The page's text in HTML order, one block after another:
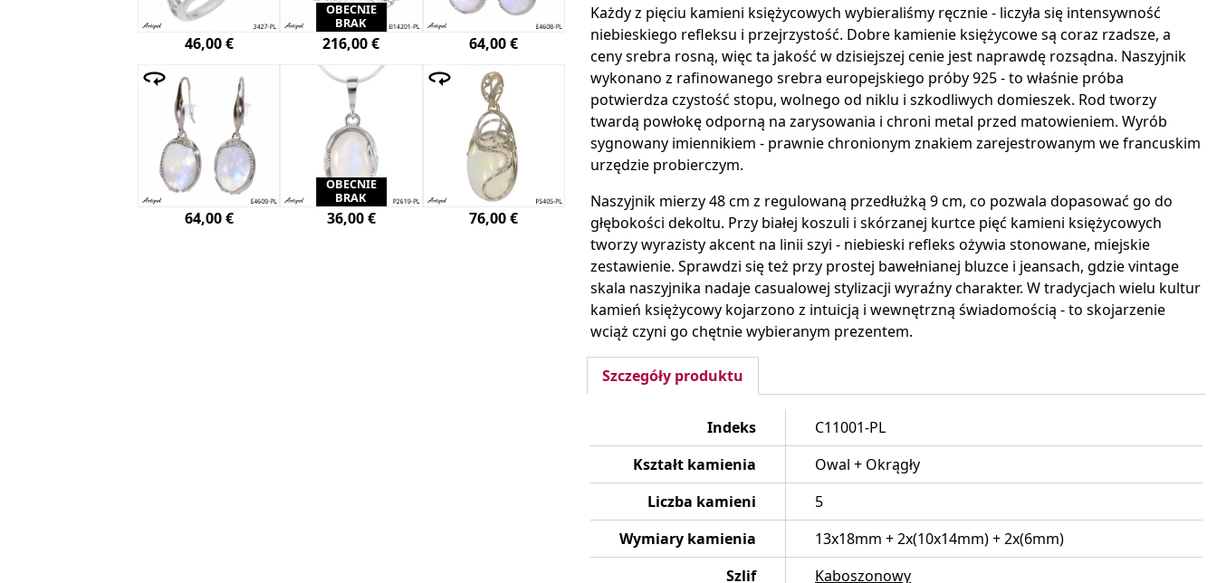
46,00 €
OBECNIE
BRAK
216,00 € 64,00 €
64,00 €
OBECNIE
BRAK
36,00 € 76,00 €
Każdy z pięciu kamieni księżycowych wybieraliśmy ręcznie - liczyła się intensywność
niebieskiego refleksu i przejrzystość. Dobre kamienie księżycowe są coraz rzadsze, a
ceny srebra rosną, więc ta jakość w dzisiejszej cenie jest naprawdę rozsądna. Naszyjnik
wykonano z rafinowanego srebra europejskiego próby 925 - to właśnie próba
potwierdza czystość stopu, wolnego od niklu i szkodliwych domieszek. Rod tworzy
twardą powłokę odporną na zarysowania i chroni metal przed matowieniem. Wyrób
sygnowany imiennikiem - prawnie chronionym znakiem zarejestrowanym we francuskim
urzędzie probierczym.
Naszyjnik mierzy 48 cm z regulowaną przedłużką 9 cm, co pozwala dopasować go do
głębokości dekoltu. Przy białej koszuli i skórzanej kurtce pięć kamieni księżycowych
tworzy wyrazisty akcent na linii szyi - niebieski refleks ożywia stonowane, miejskie
zestawienie. Sprawdzi się też przy prostej bawełnianej bluzce i jeansach, gdzie vintage
skala naszyjnika nadaje casualowej stylizacji wyraźny charakter. W tradycjach wielu kultur
kamień księżycowy kojarzono z intuicją i wewnętrzną świadomością - to skojarzenie
wciąż czyni go chętnie wybieranym prezentem.
Szczegóły produktu
Indeks
C11001-PL
Kształt kamienia
Owal + Okrągły
Liczba kamieni
5
Wymiary kamienia
13x18mm + 2x(10x14mm) + 2x(6mm)
Szlif
Kaboszonowy